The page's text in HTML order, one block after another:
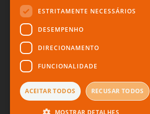
© 2026 Zone Soft
Política de privacidade
Denúncia
Termos e Condições
ESTRITAMENTE NECESSÁRIOS
DESEMPENHO
DIRECIONAMENTO
FUNCIONALIDADE
ACEITAR TODOS RECUSAR TODOS
MOSTRAR DETALHES